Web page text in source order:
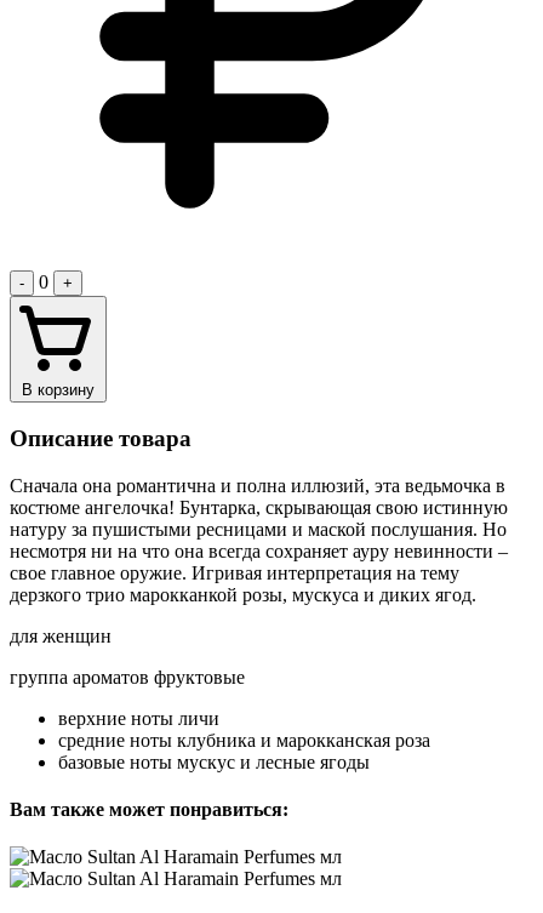
- 0 +
В корзину
Описание товара
Сначала она романтична и полна иллюзий, эта ведьмочка в
костюме ангелочка! Бунтарка, скрывающая свою истинную
натуру за пушистыми ресницами и маской послушания. Но
несмотря ни на что она всегда сохраняет ауру невинности –
свое главное оружие. Игривая интерпретация на тему
дерзкого трио марокканкой розы, мускуса и диких ягод.
для женщин
группа ароматов фруктовые
верхние ноты личи
средние ноты клубника и марокканская роза
базовые ноты мускус и лесные ягоды
Вам также может понравиться: